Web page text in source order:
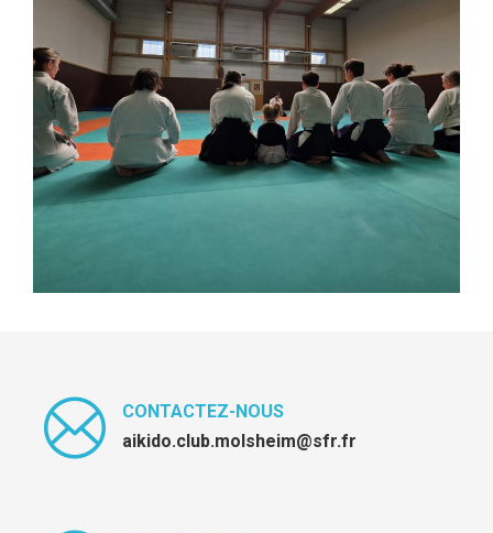
CONTACTEZ-NOUS
aikido.club.molsheim@sfr.fr